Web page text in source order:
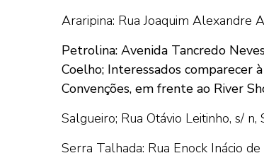
Araripina: Rua Joaquim Alexandre
Petrolina: Avenida Tancredo
Coelho; Interessados comparecer
Convenções, em frente ao River
Salgueiro; Rua Otávio Leitinho, s/ n,
Serra Talhada: Rua Enock Inácio